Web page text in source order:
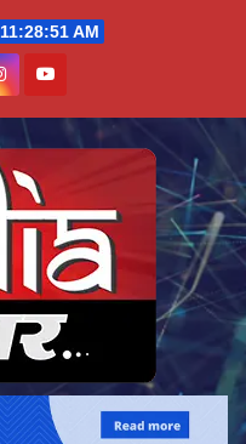
11:28:52 AM